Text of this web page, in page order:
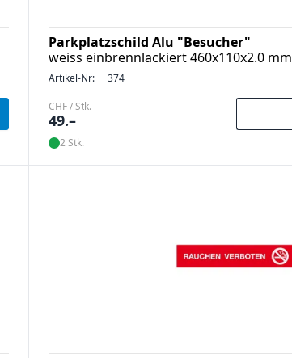
Parkplatzschild Alu "Besucher"
weiss einbrennlackiert 460x110x2.0 mm
Artikel-Nr: 374
CHF / Stk.
49.–
2 Stk.